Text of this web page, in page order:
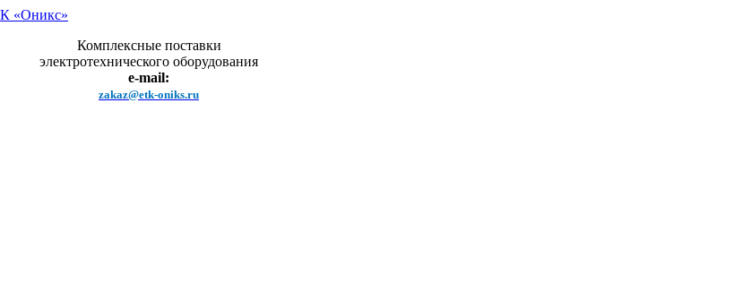
Комплексные поставки
электротехнического оборудования
e-mail:
zakaz@etk-oniks.ru